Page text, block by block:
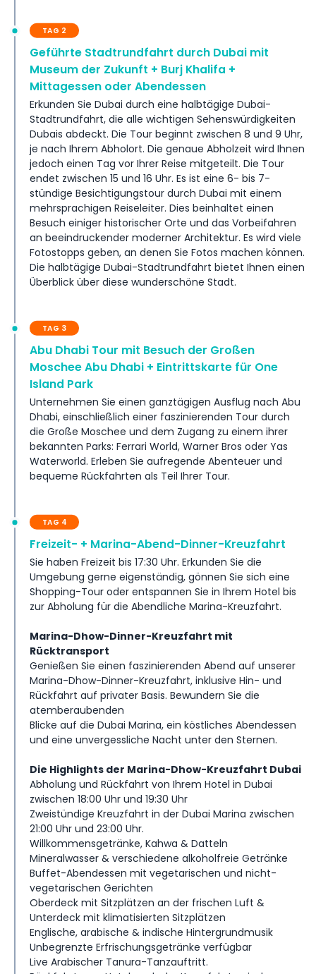
auf Yas Island Ihrer Wahl. Am letzten Tag können Sie
entweder eine La Perle Show mit Abendessen oder
Eintrittskarten für den Atlantis-Wasserpark mit privatem
Transfer wählen. Wenn Sie etwas ändern möchten, lassen
Sie es uns einfach wissen! Wir helfen Ihnen gerne.
Inklusivleistungen
Geschäftsbedingungen
Ausschlüsse
Wichtige Hinweise
Zahlungsbedingungen
TAG 2
Geführte Stadtrundfahrt durch Dubai mit
Museum der Zukunft + Burj Khalifa +
Mittagessen oder Abendessen
Erkunden Sie Dubai durch eine halbtägige Dubai-
Stadtrundfahrt, die alle wichtigen Sehenswürdigkeiten
Dubais abdeckt. Die Tour beginnt zwischen 8 und 9 Uhr,
je nach Ihrem Abholort. Die genaue Abholzeit wird Ihnen
jedoch einen Tag vor Ihrer Reise mitgeteilt. Die Tour
endet zwischen 15 und 16 Uhr. Es ist eine 6- bis 7-
stündige Besichtigungstour durch Dubai mit einem
mehrsprachigen Reiseleiter. Dies beinhaltet einen
Besuch einiger historischer Orte und das Vorbeifahren
an beeindruckender moderner Architektur. Es wird viele
Fotostopps geben, an denen Sie Fotos machen können.
Die halbtägige Dubai-Stadtrundfahrt bietet Ihnen einen
Überblick über diese wunderschöne Stadt.
TAG 3
Abu Dhabi Tour mit Besuch der Großen
Moschee Abu Dhabi + Eintrittskarte für One
Island Park
Unternehmen Sie einen ganztägigen Ausflug nach Abu
Dhabi, einschließlich einer faszinierenden Tour durch
die Große Moschee und dem Zugang zu einem ihrer
bekannten Parks: Ferrari World, Warner Bros oder Yas
Waterworld. Erleben Sie aufregende Abenteuer und
bequeme Rückfahrten als Teil Ihrer Tour.
TAG 4
Freizeit- + Marina-Abend-Dinner-Kreuzfahrt
Sie haben Freizeit bis 17:30 Uhr. Erkunden Sie die
Umgebung gerne eigenständig, gönnen Sie sich eine
Shopping-Tour oder entspannen Sie in Ihrem Hotel bis
zur Abholung für die Abendliche Marina-Kreuzfahrt.
Marina-Dhow-Dinner-Kreuzfahrt mit
Rücktransport
Genießen Sie einen faszinierenden Abend auf unserer
Marina-Dhow-Dinner-Kreuzfahrt, inklusive Hin- und
Rückfahrt auf privater Basis. Bewundern Sie die
atemberaubenden
Blicke auf die Dubai Marina, ein köstliches Abendessen
und eine unvergessliche Nacht unter den Sternen.
Die Highlights der Marina-Dhow-Kreuzfahrt Dubai
Abholung und Rückfahrt von Ihrem Hotel in Dubai
zwischen 18:00 Uhr und 19:30 Uhr
Zweistündige Kreuzfahrt in der Dubai Marina zwischen
21:00 Uhr und 23:00 Uhr.
Willkommensgetränke, Kahwa & Datteln
Mineralwasser & verschiedene alkoholfreie Getränke
Buffet-Abendessen mit vegetarischen und nicht-
vegetarischen Gerichten
Oberdeck mit Sitzplätzen an der frischen Luft &
Unterdeck mit klimatisierten Sitzplätzen
Englische, arabische & indische Hintergrundmusik
Unbegrenzte Erfrischungsgetränke verfügbar
Live Arabischer Tanura-Tanzauftritt.